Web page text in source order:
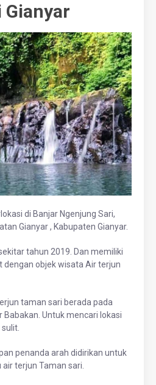
Gianyar
di Banjar Ngenjung Sari,
Gianyar , Kabupaten Gianyar.
tahun 2019. Dan memiliki
dengan objek wisata Air terjun
taman sari berada pada
Babakan. Untuk mencari lokasi
penanda arah didirikan untuk
terjun Taman sari.